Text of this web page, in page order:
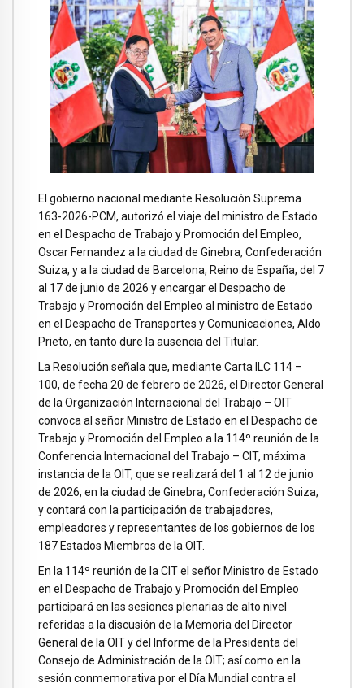
El gobierno nacional mediante Resolución Suprema
163-2026-PCM, autorizó el viaje del ministro de Estado
en el Despacho de Trabajo y Promoción del Empleo,
Oscar Fernandez a la ciudad de Ginebra, Confederación
Suiza, y a la ciudad de Barcelona, Reino de España, del 7
al 17 de junio de 2026 y encargar el Despacho de
Trabajo y Promoción del Empleo al ministro de Estado
en el Despacho de Transportes y Comunicaciones, Aldo
Prieto, en tanto dure la ausencia del Titular.
La Resolución señala que, mediante Carta ILC 114 –
100, de fecha 20 de febrero de 2026, el Director General
de la Organización Internacional del Trabajo – OIT
convoca al señor Ministro de Estado en el Despacho de
Trabajo y Promoción del Empleo a la 114º reunión de la
Conferencia Internacional del Trabajo – CIT, máxima
instancia de la OIT, que se realizará del 1 al 12 de junio
de 2026, en la ciudad de Ginebra, Confederación Suiza,
y contará con la participación de trabajadores,
empleadores y representantes de los gobiernos de los
187 Estados Miembros de la OIT.
En la 114º reunión de la CIT el señor Ministro de Estado
en el Despacho de Trabajo y Promoción del Empleo
participará en las sesiones plenarias de alto nivel
referidas a la discusión de la Memoria del Director
General de la OIT y del Informe de la Presidenta del
Consejo de Administración de la OIT; así como en la
sesión conmemorativa por el Día Mundial contra el